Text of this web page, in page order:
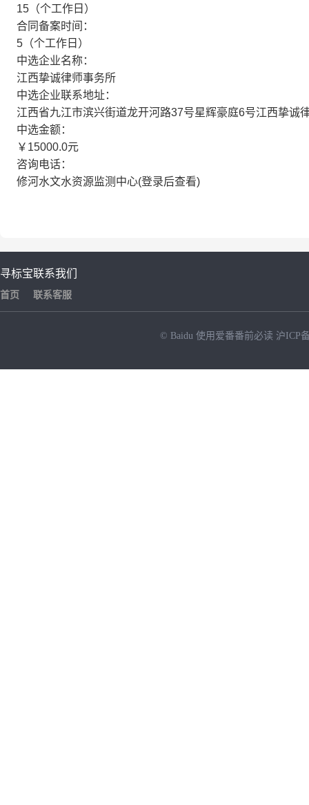
15（个工作日）
合同备案时间：
5（个工作日）
中选企业名称：
江西挚诚律师事务所
中选企业联系地址：
江西省九江市滨兴街道龙开河路37号星辉豪庭6号江西挚诚
中选金额：
￥15000.0元
咨询电话：
修河水文水资源监测中心(登录后查看)
寻标宝
首页
联系我们
联系客服
© Baidu 使用爱番番前必读 沪ICP